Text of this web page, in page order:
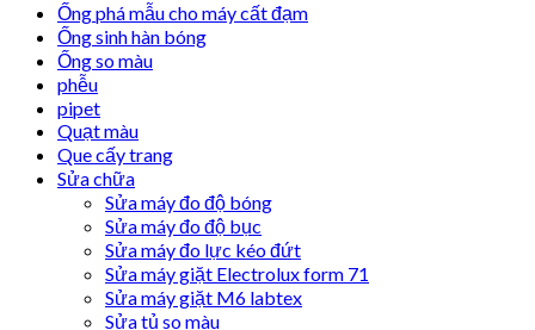
Ống phá mẫu cho máy cất đạm
Ống sinh hàn bóng
Ống so màu
phễu
pipet
Quạt màu
Que cấy trang
Sửa chữa
Sửa máy đo độ bóng
Sửa máy đo độ bục
Sửa máy đo lực kéo đứt
Sửa máy giặt Electrolux form 71
Sửa máy giặt M6 labtex
Sửa tủ so màu